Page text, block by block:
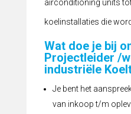
airconditioning units
koelinstallaties die
Wat doe je bij
Projectleider /
industriële
Je bent het
van inkoop t/m